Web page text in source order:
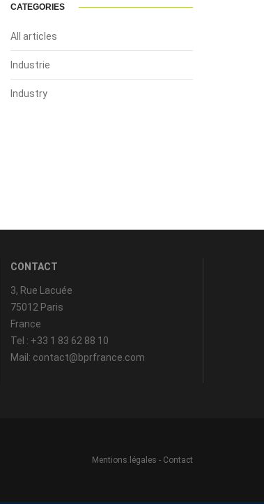
CATEGORIES
All articles
Industrie
Industry
CONTACT
3, Rue Lacuée
75012 Paris
France
Tel : +33 1 83 62 88 10
Mail: contact@bprfrance.com
Mentions légales - Contact